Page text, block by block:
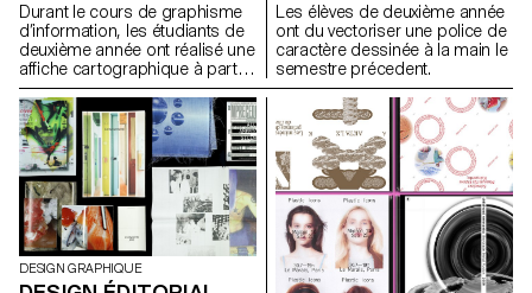
graphique et formelle.
Durant le cours de graphisme
d’information, les étudiants de
deuxième année ont réalisé une
affiche cartographique à partir
d’un film du genre "road-
movie", dans une
représentation directe ou
abstraite.
Les élèves de deuxième année
ont du vectoriser une police de
caractère dessinée à la main le
semestre précedent.
DESIGN GRAPHIQUE